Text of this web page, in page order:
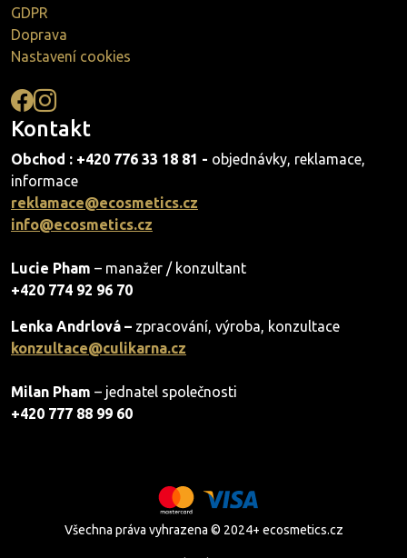
GDPR
Doprava
Nastavení cookies
Kontakt
Obchod : +420 776 33 18 81 - objednávky, reklamace,
informace
reklamace@ecosmetics.cz
info@ecosmetics.cz
Lucie Pham – manažer / konzultant
+420 774 92 96 70
Lenka Andrlová – zpracování, výroba, konzultace
konzultace@culikarna.cz
Milan Pham – jednatel společnosti
+420 777 88 99 60
Všechna práva vyhrazena © 2024+ ecosmetics.cz